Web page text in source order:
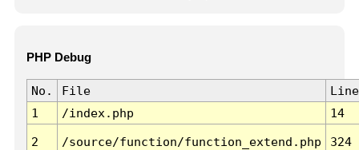
PHP Debug
No. File
Line
1
/index.php 14
2 /source/function/function_extend.php 324